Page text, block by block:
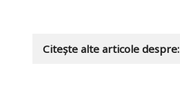
Adaugă în coș Wishlist
Citește alte articole despre: